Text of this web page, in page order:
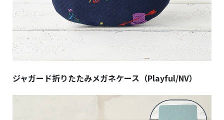
ジャガード折りたたみメガネケース（Playful/NV）